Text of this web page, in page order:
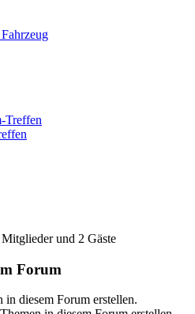
Treffen
und 2 Gäste
Forum
in diesem Forum erstellen.